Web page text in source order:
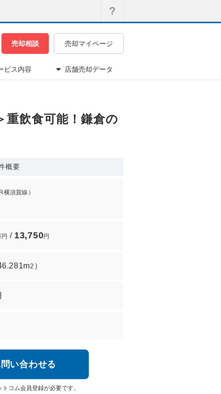
売却相談 売却マイページ
ビス内容 店舗売却データ
重飲食可能！鎌倉の
概要
横須賀線）
/ 13,750円
2 ）
い合わせる
コム会員登録が必要です。